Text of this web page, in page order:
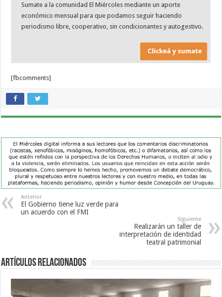
Sumate a la comunidad El Miércoles mediante un aporte
económico mensual para que podamos seguir haciendo
periodismo libre, cooperativo, sin condicionantes y autogestivo.
[fbcomments]
Anterior
El Gobierno tiene luz verde para
un acuerdo con el FMI
Siguiente
Realizarán un taller de
interpretación de identidad
teatral patrimonial
Artículos Relacionados